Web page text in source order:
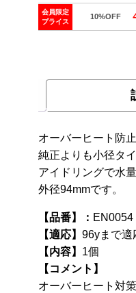
会員限定
プライス
10%OFF
商
に
複
数
の
バ
リ
エ
ー
シ
ョ
オーバーヒート防
純正よりも小径タイ
アイドリングで水
外径94mmです。
【品番】： EN0054
【適応】 96yまで適
【内容】 1個
【コメント】
オーバーヒート対